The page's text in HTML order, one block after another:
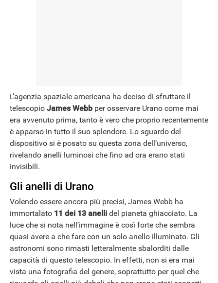
L’agenzia spaziale americana ha deciso di sfruttare il
telescopio James Webb per osservare Urano come mai
era avvenuto prima, tanto è vero che proprio recentemente
è apparso in tutto il suo splendore. Lo sguardo del
dispositivo si è posato su questa zona dell’universo,
rivelando anelli luminosi che fino ad ora erano stati
invisibili.
Gli anelli di Urano
Volendo essere ancora più precisi, James Webb ha
immortalato 11 dei 13 anelli del pianeta ghiacciato. La
luce che si nota nell’immagine è così forte che sembra
quasi avere a che fare con un solo anello illuminato. Gli
astronomi sono rimasti letteralmente sbalorditi dalle
capacità di questo telescopio. In effetti, non si era mai
vista una fotografia del genere, soprattutto per quel che